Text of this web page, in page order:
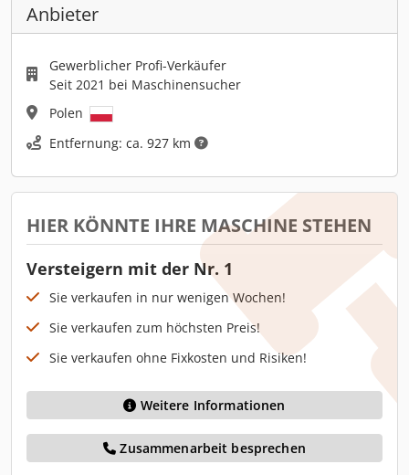
Anbieter
Gewerblicher Profi-Verkäufer
Seit 2021 bei Maschinensucher
Polen
Entfernung: ca. 927 km
HIER KÖNNTE IHRE MASCHINE STEHEN
Versteigern mit der Nr. 1
Sie verkaufen in nur wenigen Wochen!
Sie verkaufen zum höchsten Preis!
Sie verkaufen ohne Fixkosten und Risiken!
Weitere Informationen
Zusammenarbeit besprechen